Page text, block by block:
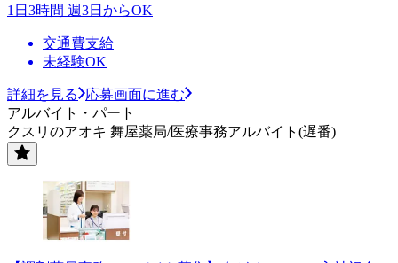
1日3時間 週3日からOK
交通費支給
未経験OK
詳細を見る
応募画面に進む
アルバイト・パート
クスリのアオキ 舞屋薬局/医療事務アルバイト(遅番)